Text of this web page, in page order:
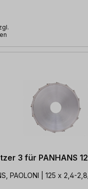
3 für PANHANS
PAOLONI | 125 x 2,4-